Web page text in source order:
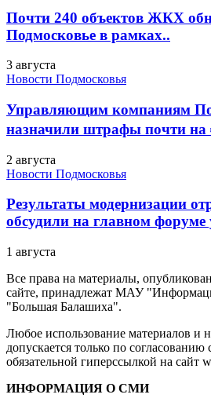
Почти 240 объектов ЖКХ
Подмосковье в рамках..
3 августа
Новости Подмосковья
Управляющим компаниям
назначили штрафы почти на
2 августа
Новости Подмосковья
Результаты модернизации
обсудили на главном форуме
1 августа
Все права на материалы,
сайте, принадлежат МАУ
"Большая Балашиха".
Любое использование материалов и
допускается только по согласованию
обязательной гиперссылкой на сайт
ИНФОРМАЦИЯ О СМИ